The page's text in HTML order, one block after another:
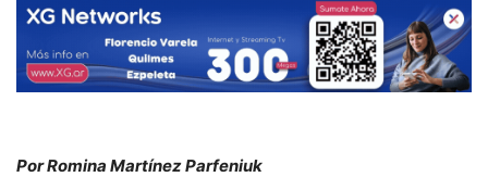
Por Romina Martínez Parfeniuk